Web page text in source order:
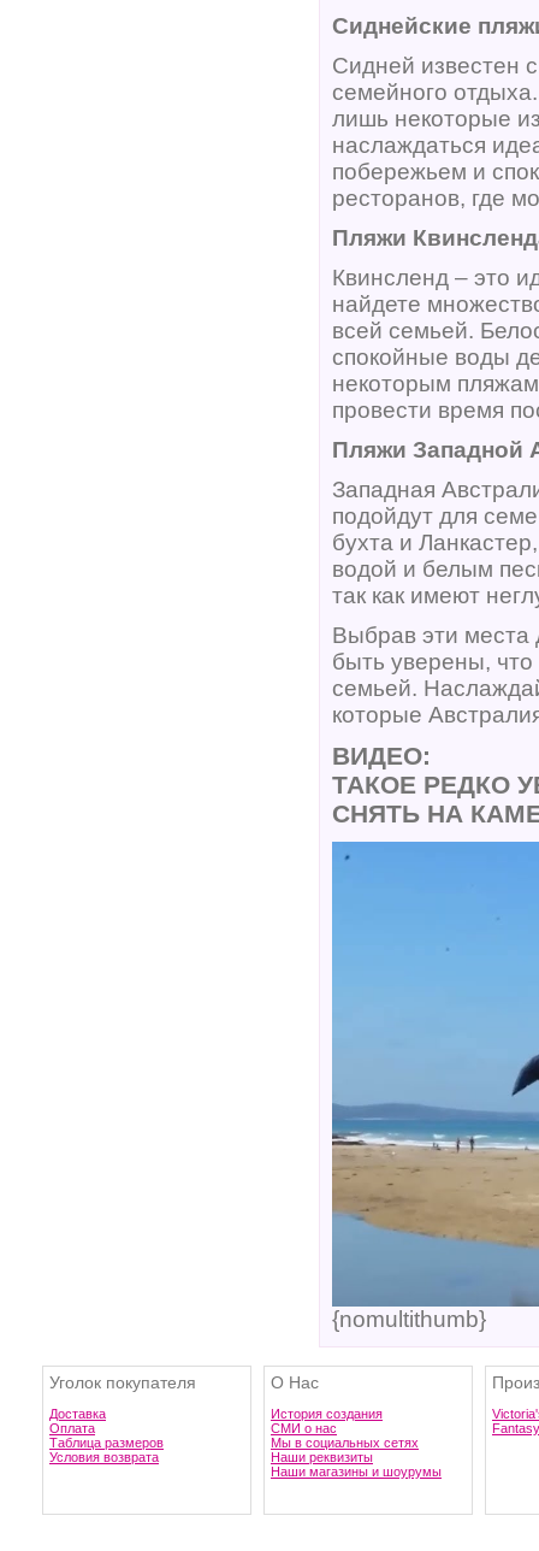
Сиднейские
Сидней известен
семейного
лишь некоторые
наслаждаться
побережьем и
ресторанов, где
Пляжи
Квинсленд – это
найдете
всей семьей.
спокойные воды
некоторым
провести время
Пляжи Западной
Западная
подойдут для
бухта и
водой и белым
так как имеют
Выбрав эти места
быть уверены,
семьей.
которые
ВИДЕО:
ТАКОЕ РЕДКО
СНЯТЬ НА
{nomultithumb}
Уголок покупателя
Доставка
Оплата
Таблица размеров
Условия возврата
О Нас
История создания
СМИ о нас
Мы в социальных сетях
Наши реквизиты
Наши магазины и шоурумы